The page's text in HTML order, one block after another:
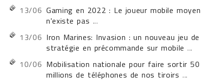
13/06 Gaming en 2022 : Le joueur mobile moyen
n'existe pas ...
13/06 Iron Marines: Invasion : un nouveau jeu de
stratégie en précommande sur mobile ...
10/06 Mobilisation nationale pour faire sortir 50
millions de téléphones de nos tiroirs ...